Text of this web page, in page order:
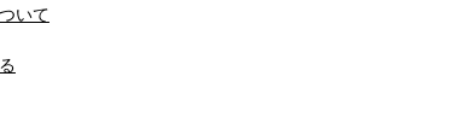
いて